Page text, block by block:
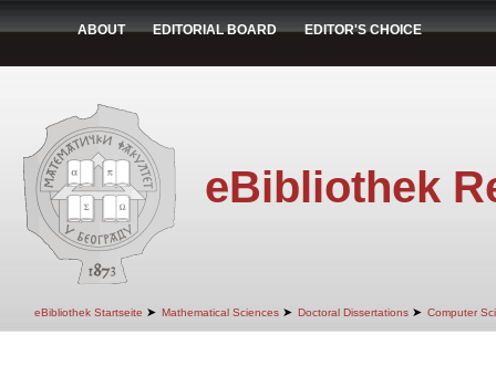
ABOUT EDITORIAL BOARD EDITOR'S CHOICE
eBibliothek
eBibliothek Startseite ➤ Mathematical Sciences ➤ Doctoral Dissertations ➤ Computer